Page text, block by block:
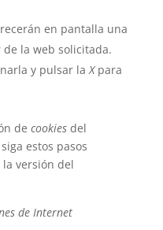
en pantalla una
de la web solicitada.
y pulsar laXpara
de cookiesdel
estos pasos
versión del
de Internet